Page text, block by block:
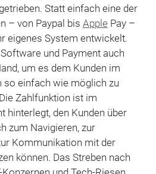
Statt einfach eine der
– von Paypal bis Apple Pay –
eigenes System entwickelt.
und Payment auch
um es dem Kunden im
so einfach wie möglich zu
Zahlfunktion ist im
hinterlegt, den Kunden über
zum Navigieren, zur
Kommunikation mit der
können. Das Streben nach